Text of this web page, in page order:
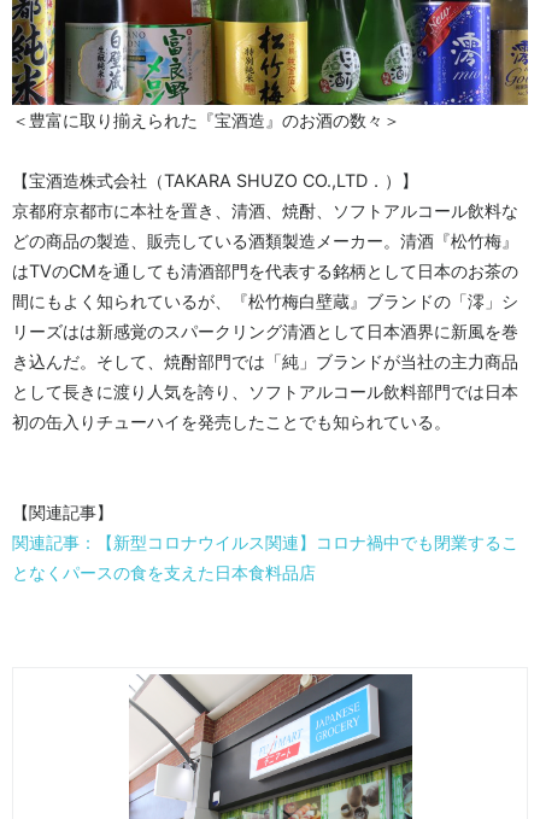
＜豊富に取り揃えられた『宝酒造』のお酒の数々＞
【宝酒造株式会社（TAKARA SHUZO CO.,LTD．）】
京都府京都市に本社を置き、清酒、焼酎、ソフトアルコール飲料な
どの商品の製造、販売している酒類製造メーカー。清酒『松竹梅』
はTVのCMを通しても清酒部門を代表する銘柄として日本のお茶の
間にもよく知られているが、『松竹梅白壁蔵』ブランドの「澪」シ
リーズはは新感覚のスパークリング清酒として日本酒界に新風を巻
き込んだ。そして、焼酎部門では「純」ブランドが当社の主力商品
として長きに渡り人気を誇り、ソフトアルコール飲料部門では日本
初の缶入りチューハイを発売したことでも知られている。
【関連記事】
関連記事：【新型コロナウイルス関連】コロナ禍中でも閉業するこ
となくパースの食を支えた日本食料品店